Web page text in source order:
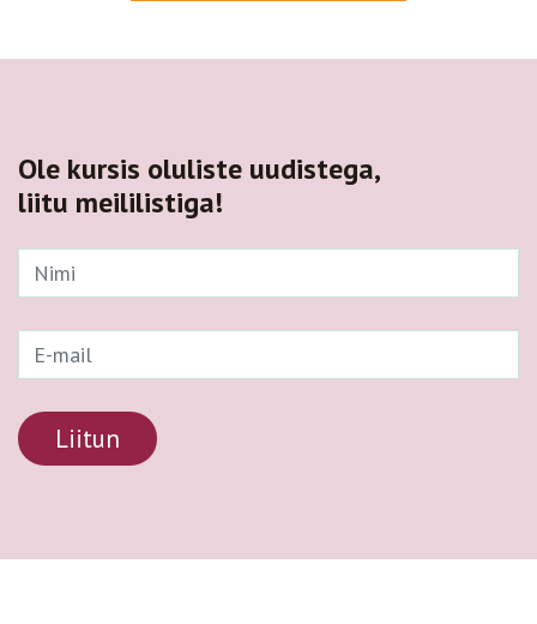
Ole kursis oluliste uudistega,
liitu meililistiga!